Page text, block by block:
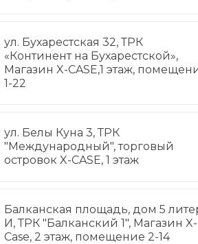
ул. Бухарестская 32, ТРК
«Континент на Бухарестской»,
Магазин X-CASE,1 этаж,
1-22
ул. Белы Куна 3, ТРК
"Международный", торговый
островок X-CASE, 1 этаж
Балканская площадь, дом 5
И, ТРК "Балканский 1", Магазин X-
Case, 2 этаж, помещение 2-14